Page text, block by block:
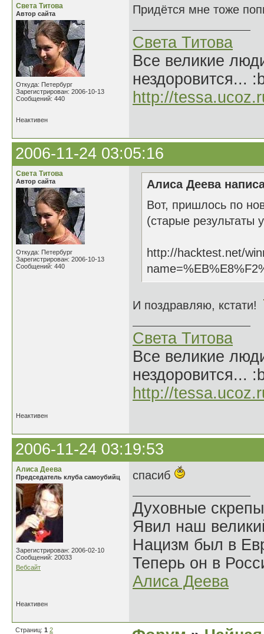
Света Титова
Автор сайта
Откуда: Петербург
Зарегистрирован: 2006-10-13
Сообщений: 440
Придётся мне тоже
Света Титова
Все великие
нездоровится...
http://
Неактивен
2006-11-24 03:05:16
Света Титова
Автор сайта
Откуда: Петербург
Зарегистрирован: 2006-10-13
Сообщений: 440
Алиса Деева
Вот, пришлось по
(старые результаты
http://hacktest.net/
И поздравляю, кстати!
Света Титова
Все великие
нездоровится...
http://
Неактивен
2006-11-24 03:19:53
Алиса Деева
Председатель клуба самоубийц
Зарегистрирован: 2006-02-10
Сообщений: 20033
Вебсайт
спасиб
Духовные
Явил наш
Нацизм был в
Теперь он в
Алиса Деева
Неактивен
Страниц: 1 2